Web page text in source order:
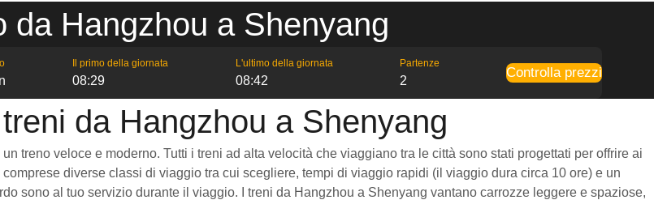
da Hangzhou a Shenyang
Il primo della giornata
08:29
L'ultimo della giornata
08:42
Partenze
2
Controlla prezzi
da Hangzhou a Shenyang
treno veloce e moderno. Tutti i treni ad alta velocità che viaggiano tra le città sono stati progettati per offrire ai
diverse classi di viaggio tra cui scegliere, tempi di viaggio rapidi (il viaggio dura circa 10 ore) e un
sono al tuo servizio durante il viaggio. I treni da Hangzhou a Shenyang vantano carrozze leggere e spaziose,